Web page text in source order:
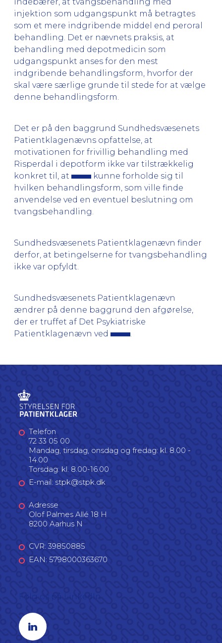
injektion som udgangspunkt må betragtes
som et mere indgribende middel end peroral
behandling. Det er nævnets praksis, at
behandling med depotmedicin som
udgangspunkt anses for den mest
indgribende behandlingsform, hvorfor der
skal være særlige grunde til stede for at vælge
denne behandlingsform.
Det er på den baggrund Sundhedsvæsenets
Patientklagenævns opfattelse, at
motivationen for frivillig behandling med
Risperdal i depotform ikke var tilstrækkelig
konkret til, at
kunne forholde sig til
hvilken behandlingsform, som ville finde
anvendelse ved en eventuel beslutning om
tvangsbehandling.
Sundhedsvæsenets Patientklagenævn finder
derfor, at betingelserne for tvangsbehandling
ikke var opfyldt.
Sundhedsvæsenets Patientklagenævn
ændrer på denne baggrund den afgørelse,
der er truffet af Det Psykiatriske
Patientklagenævn ved
Telefon
72 33 05 00
Mandag, tirsdag, onsdag og fredag: kl. 8.00 -
14.00
Torsdag: kl. 8.00-16.00
E-mail: stpk@stpk.dk
Adresse
Olof Palmes Allé 18 H
8200 Aarhus N
CVR: 39850885
EAN: 5798000363670
Linkedin profil